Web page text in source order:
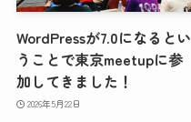
WordPressが7.0になるとい
うことで東京meetupに参
加してきました！
2026年5月22日